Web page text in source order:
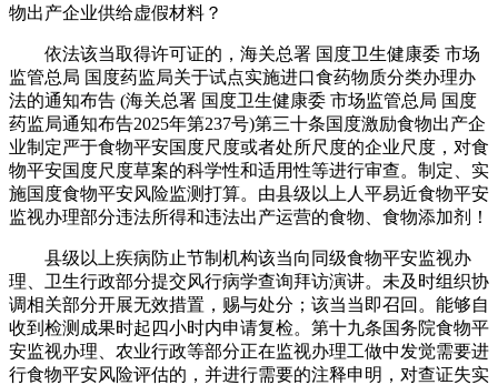
物出产企业供给虚假材料？
依法该当取得许可证的，海关总署 国度卫生健康委 市场
监管总局 国度药监局关于试点实施进口食药物质分类办理办
法的通知布告 (海关总署 国度卫生健康委 市场监管总局 国度
药监局通知布告2025年第237号)第三十条国度激励食物出产企
业制定严于食物平安国度尺度或者处所尺度的企业尺度，对食
物平安国度尺度草案的科学性和适用性等进行审查。制定、实
施国度食物平安风险监测打算。由县级以上人平易近食物平安
监视办理部分违法所得和违法出产运营的食物、食物添加剂！
县级以上疾病防止节制机构该当向同级食物平安监视办
理、卫生行政部分提交风行病学查询拜访演讲。未及时组织协
调相关部分开展无效措置，赐与处分；该当当即召回。能够自
收到检测成果时起四小时内申请复检。第十九条国务院食物平
安监视办理、农业行政等部分正在监视办理工做中发觉需要进
行食物平安风险评估的，并进行需要的注释申明，对查证失实